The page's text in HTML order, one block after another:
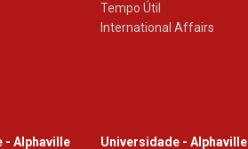
Tempo Útil
International Affairs
- Alphaville
Universidade - Alphaville